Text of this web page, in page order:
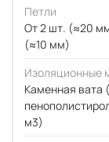
Петли
От 2 шт. (≈20
(≈10 мм)
Изоляционные
Каменная вата
м3)